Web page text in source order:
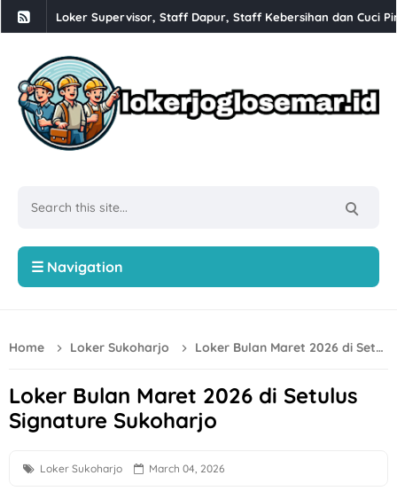
Loker Supervisor, Staff Dapur, Staff Kebersihan dan Cuci
Loker Solo 3 Posisi di PT Pracima Boga Sana
Loker Bulan Agustus 2026 di PT Prima Parquet Indonesia
Lowongan Kerja XLC Promotor di XLSmart Semarang
Loker PT Generasi Motor Sukses Solo Posisi Security, Driver
Loker PROJMX Apparel Solo Baru untuk Lulusan D3/S1
Loker Sales Counter, Helper Toko di Toko Super Grosir
Loker Crew Dapur, Kepala Outlet di Djuragan Group
Loker Perbankan Sukoharjo Lulusan SMA dan D3 di PT BPR
☰ Navigation
Home Loker Sukoharjo Loker Bulan Maret 2026 di Setulus Signature Sukoharjo
Loker Bulan Maret 2026 di Setulus
Signature Sukoharjo
Loker Sukoharjo March 04, 2026